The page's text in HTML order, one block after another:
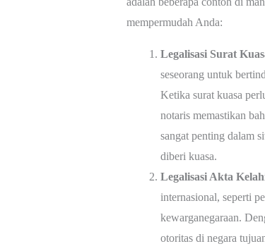
mempermudah Anda:
Legalisasi Surat
seseorang untuk
Ketika surat kuasa
notaris memastikan
sangat penting dalam
diberi kuasa.
Legalisasi Akta
internasional, seperti
kewarganegaraan.
otoritas di negara